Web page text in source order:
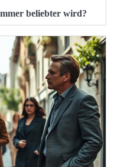
beliebter wird?